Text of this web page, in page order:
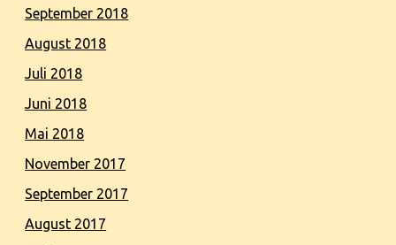
September 2018
August 2018
Juli 2018
Juni 2018
Mai 2018
November 2017
September 2017
August 2017